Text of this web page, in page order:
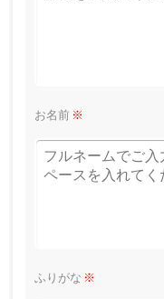
お名前 ※
ふりがな ※